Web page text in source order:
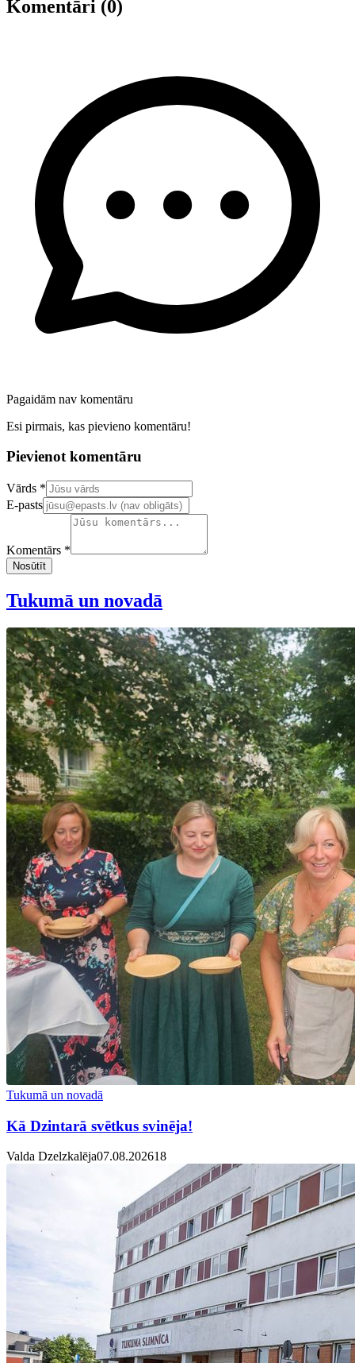
Komentāri (0)
Pagaidām nav komentāru
Esi pirmais, kas pievieno komentāru!
Pievienot komentāru
Confirm your email address
Vārds *
E-pasts
Komentārs *
Nosūtīt
Tukumā un novadā
Tukumā un novadā
Kā Dzintarā svētkus svinēja!
Valda Dzelzkalēja07.08.202618